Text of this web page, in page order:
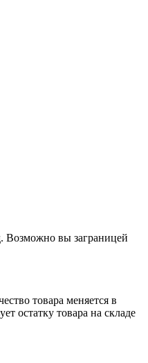
Возможно вы заграницей
товара меняется в
остатку товара на складе